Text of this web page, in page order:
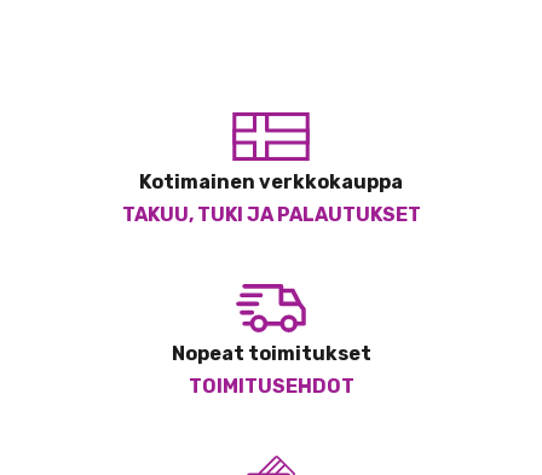
Kotimainen verkkokauppa
TAKUU, TUKI JA PALAUTUKSET
Nopeat toimitukset
TOIMITUSEHDOT